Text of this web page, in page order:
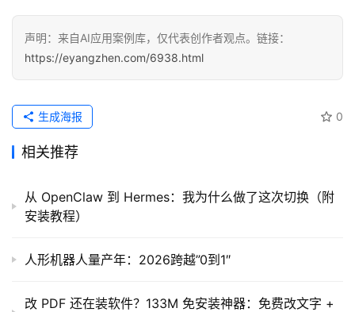
声明：来自AI应用案例库，仅代表创作者观点。链接：
https://eyangzhen.com/6938.html
0
生成海报
相关推荐
从 OpenClaw 到 Hermes：我为什么做了这次切换（附
安装教程）
人形机器人量产年：2026跨越”0到1″
改 PDF 还在装软件？133M 免安装神器：免费改文字 +